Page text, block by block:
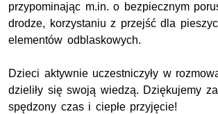
przypominając m.in. o bezpiecznym
drodze, korzystaniu z przejść dla
elementów odblaskowych.
Dzieci aktywnie uczestniczyły w
dzieliły się swoją wiedzą. Dziękujemy
spędzony czas i ciepłe przyjęcie!